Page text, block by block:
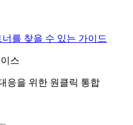
를 찾을 수 있는 가이드
스
응을 위한 원클릭 통합